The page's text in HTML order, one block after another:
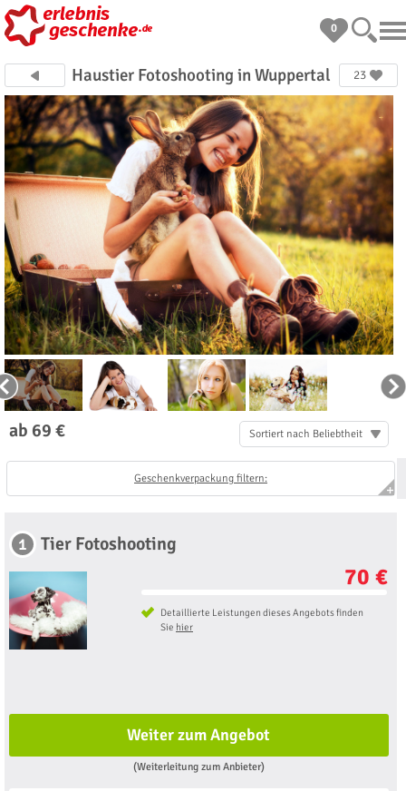
0
Haustier Fotoshooting in Wuppertal 23
ab 69 € Sortiert nach Beliebtheit
Geschenkverpackung filtern:
1 Tier Fotoshooting
70 €
Detaillierte Leistungen dieses Angebots finden
Sie hier
Weiter zum Angebot
(Weiterleitung zum Anbieter)